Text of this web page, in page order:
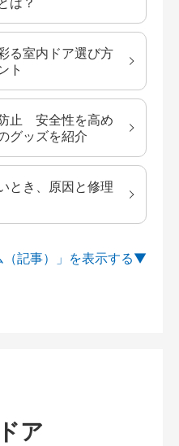
る室内ドア選び方
ト
止 安全性を高め
グッズを紹介
とき、原因と修理
記事）」を
ア